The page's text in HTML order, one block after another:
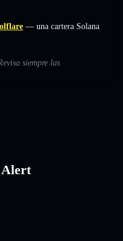
— una cartera Solana
siempre las
Alert